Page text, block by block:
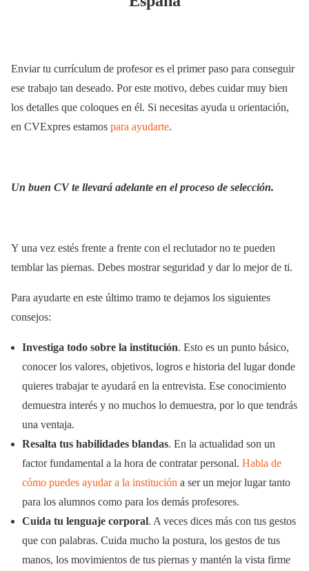
Enviar tu currículum de profesor es el primer paso para conseguir
ese trabajo tan deseado. Por este motivo, debes cuidar muy bien
los detalles que coloques en él. Si necesitas ayuda u orientación,
en CVExpres estamos para ayudarte.
Un buen CV te llevará adelante en el proceso de selección.
Y una vez estés frente a frente con el reclutador no te pueden
temblar las piernas. Debes mostrar seguridad y dar lo mejor de ti.
Para ayudarte en este último tramo te dejamos los siguientes
consejos:
Investiga todo sobre la institución. Esto es un punto básico,
conocer los valores, objetivos, logros e historia del lugar donde
quieres trabajar te ayudará en la entrevista. Ese conocimiento
demuestra interés y no muchos lo demuestra, por lo que tendrás
una ventaja.
Resalta tus habilidades blandas. En la actualidad son un
factor fundamental a la hora de contratar personal. Habla de
cómo puedes ayudar a la institución a ser un mejor lugar tanto
para los alumnos como para los demás profesores.
Cuida tu lenguaje corporal. A veces dices más con tus gestos
que con palabras. Cuida mucho la postura, los gestos de tus
manos, los movimientos de tus piernas y mantén la vista firme